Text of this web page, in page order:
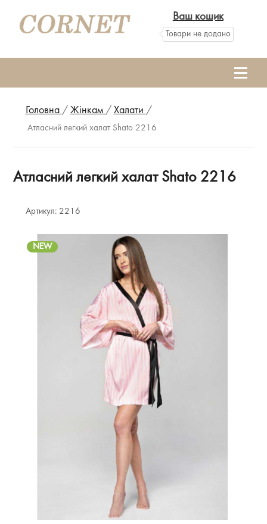
Ваш кошик
Товари не додано
Головна / Жінкам / Халати /
Атласний легкий халат Shato 2216
Атласний легкий халат Shato 2216
Артикул: 2216
NEW